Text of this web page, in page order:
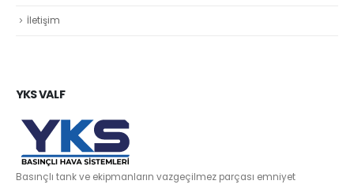
İletişim
YKS VALF
Basınçlı tank ve ekipmanların vazgeçilmez parçası emniyet